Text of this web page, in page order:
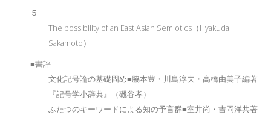
５
The possibility of an East Asian Semiotics（Hyakudai
Sakamoto）
■書評
文化記号論の基礎固め■脇本豊・川島淳夫・高橋由美子編著
『記号学小辞典』（磯谷孝）
ふたつのキーワードによる知の予言群■室井尚・吉岡洋共著